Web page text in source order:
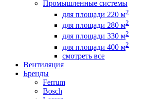
Промышленные системы
для площади 220 м2
для площади 280 м2
для площади 330 м2
для площади 400 м2
смотреть все
Вентиляция
Бренды
Ferrum
Bosch